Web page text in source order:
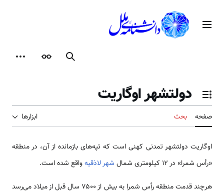
محتوامنوی اصلی
جستجوظاهر
تغییر وضعیت فهرست محتویات
دولتشهر اوگاریت
صفحه بحث ابزارها
اوگاریت دولت­شهر تمدنی کهنی است که تپه‌های بازمانده از آن، در منطقه
«رأس شمرا» در ۱۲ کیلومتری شمال
شهر لاذقیهواقع شده‌ است.
هرچند قدمت منطقه رأس شمرا به بیش از ۷۵۰۰ سال قبل از میلاد می‌رسد